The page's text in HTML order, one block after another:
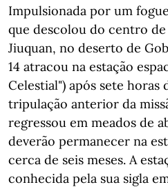
Impulsionada por um
que descolou do centro
Jiuquan, no deserto de
14 atracou na estação
Celestial") após sete horas
tripulação anterior da
regressou em meados de
deverão permanecer na
cerca de seis meses. A
conhecida pela sua sigla